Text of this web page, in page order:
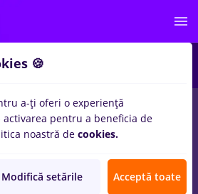
acasă) București Cluj-
🍪
a-ți oferi o experiență
activarea pentru a beneficia de
noastră de cookies.
Modifică setările Acceptă toate